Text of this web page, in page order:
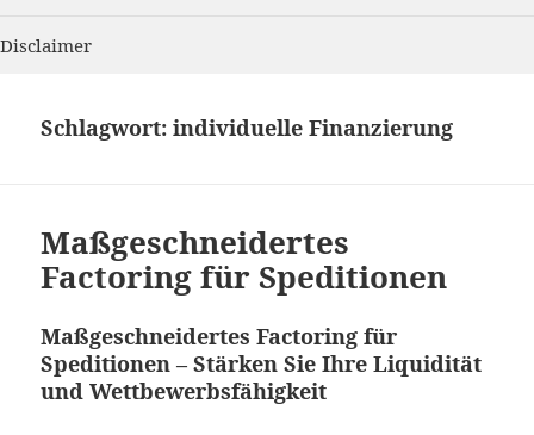
Disclaimer
Schlagwort:individuelle Finanzierung
Maßgeschneidertes
Factoring für Speditionen
Maßgeschneidertes Factoring für
Speditionen – Stärken Sie Ihre Liquidität
und Wettbewerbsfähigkeit